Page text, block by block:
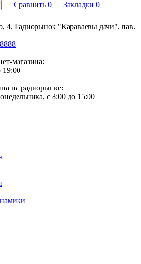
Сравнить 0 Закладки 0
4, Радиорынок "Караваевы дачи", пав.
магазина:
19:00
на радиорынке:
с 8:00 до 15:00